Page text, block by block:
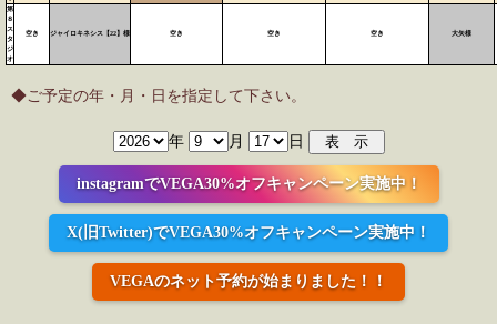
第
８
ス
タ
ジ
オ
空き ジャイロキネシス【22】様 空き 空き 空き 大矢様
◆ご予定の年・月・日を指定して下さい。
年 月 日
instagramでVEGA30%オフキャンペーン実施中！
X(旧Twitter)でVEGA30%オフキャンペーン実施中！
VEGAのネット予約が始まりました！！